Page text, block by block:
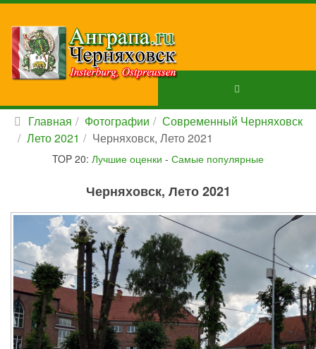
Главная Фотографии
Современный Черняховск
Лето 2021
Черняховск, Лето 2021
TOP 20: Лучшие оценки - Самые популярные
Черняховск, Лето 2021